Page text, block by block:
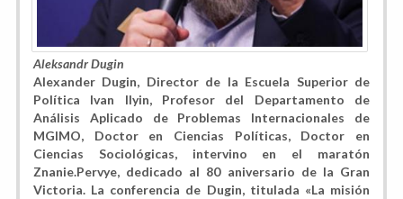
Aleksandr Dugin
Alexander Dugin, Director de la Escuela Superior de
Política Ivan Ilyin, Profesor del Departamento de
Análisis Aplicado de Problemas Internacionales de
MGIMO, Doctor en Ciencias Políticas, Doctor en
Ciencias Sociológicas, intervino en el maratón
Znanie.Pervye, dedicado al 80 aniversario de la Gran
Victoria. La conferencia de Dugin, titulada «La misión